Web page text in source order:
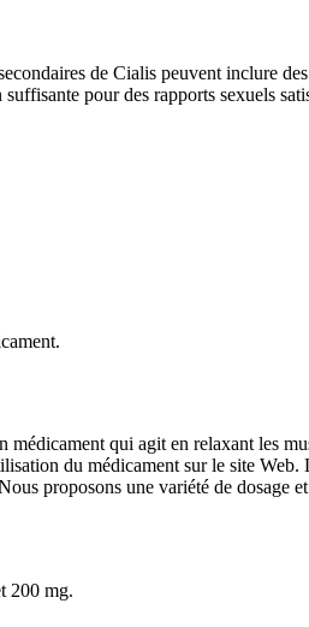
de Cialis peuvent inclure
pour des rapports sexuels
qui agit en relaxant les
du médicament sur le site
proposons une variété de dosage
200 mg.